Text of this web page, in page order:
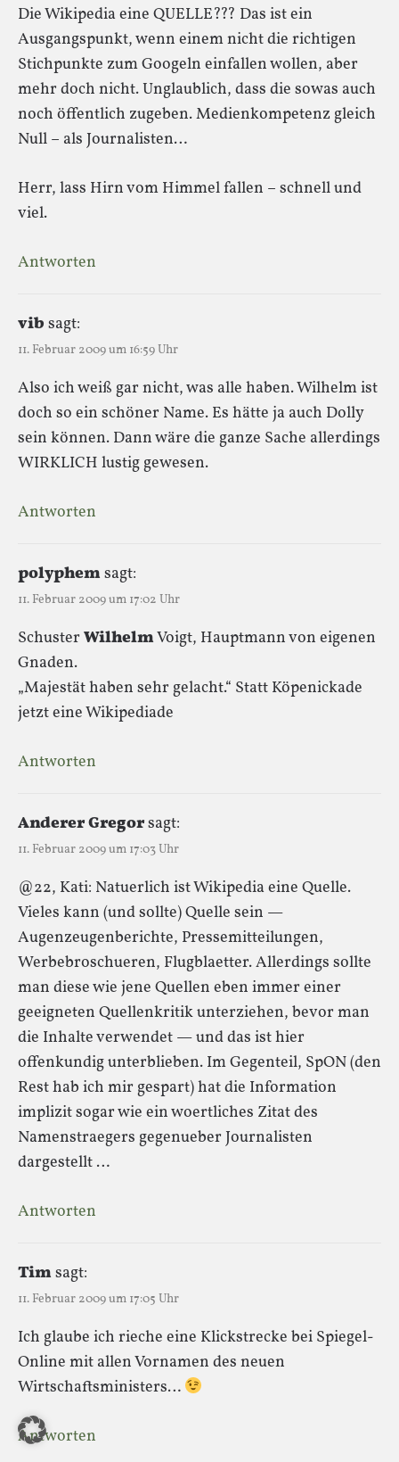
Die Wikipedia eine QUELLE??? Das ist ein
Ausgangspunkt, wenn einem nicht die richtigen
Stichpunkte zum Googeln einfallen wollen, aber
mehr doch nicht. Unglaublich, dass die sowas auch
noch öffentlich zugeben. Medienkompetenz gleich
Null – als Journalisten…
Herr, lass Hirn vom Himmel fallen – schnell und
viel.
Antworten
vib sagt:
11. Februar 2009 um 16:59 Uhr
Also ich weiß gar nicht, was alle haben. Wilhelm ist
doch so ein schöner Name. Es hätte ja auch Dolly
sein können. Dann wäre die ganze Sache allerdings
WIRKLICH lustig gewesen.
Antworten
polyphemsagt:
11. Februar 2009 um 17:02 Uhr
Schuster WilhelmVoigt, Hauptmann von eigenen
Gnaden.
„Majestät haben sehr gelacht.“ Statt Köpenickade
jetzt eine Wikipediade
Antworten
Anderer Gregorsagt:
11. Februar 2009 um 17:03 Uhr
@22, Kati: Natuerlich ist Wikipedia eine Quelle.
Vieles kann (und sollte) Quelle sein —
Augenzeugenberichte, Pressemitteilungen,
Werbebroschueren, Flugblaetter. Allerdings sollte
man diese wie jene Quellen eben immer einer
geeigneten Quellenkritik unterziehen, bevor man
die Inhalte verwendet — und das ist hier
offenkundig unterblieben. Im Gegenteil, SpON (den
Rest hab ich mir gespart) hat die Information
implizit sogar wie ein woertliches Zitat des
Namenstraegers gegenueber Journalisten
dargestellt …
Antworten
Timsagt:
11. Februar 2009 um 17:05 Uhr
Ich glaube ich rieche eine Klickstrecke bei Spiegel-
Online mit allen Vornamen des neuen
Wirtschaftsministers…
Antworten